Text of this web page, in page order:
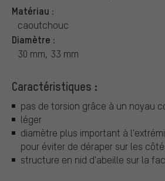
Matériau :
caoutchouc
Diamètre :
30 mm, 33 mm
Caractéristiques :
pas de torsion grâce à un noyau
léger
diamètre plus important à
pour éviter de déraper sur les
structure en nid d'abeille sur la